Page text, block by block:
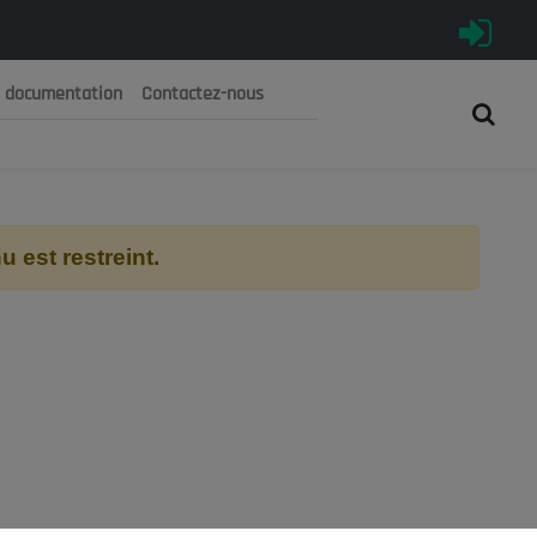
الجزائرية الديمقراطية الشعبية
documentation Contactez-nous
est restreint.